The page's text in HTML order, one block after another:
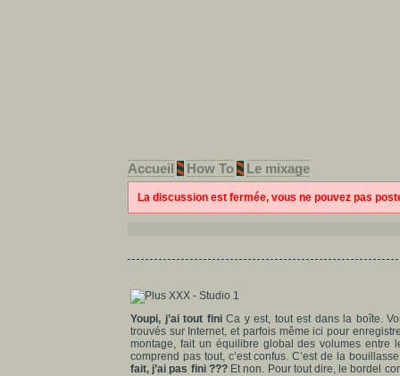
Accueil How To Le mixage
La discussion est fermée, vous ne pouvez pas
Youpi, j’ai tout finiCa y est, tout est dans la boîte.
trouvés sur Internet, et parfois même ici pour
montage, fait un équilibre global des volumes entre
comprend pas tout, c’est confus. C’est de la
fait, j’ai pas fini ???Et non. Pour tout dire, le bordel